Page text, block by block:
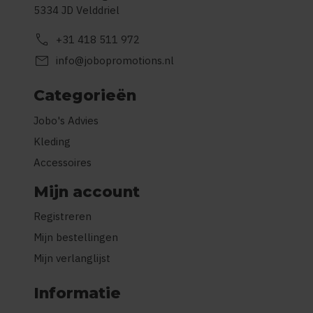
5334 JD Velddriel
call +31 418 511 972
mail info@jobopromotions.nl
Categorieën
Jobo's Advies
Kleding
Accessoires
Mijn account
Registreren
Mijn bestellingen
Mijn verlanglijst
Informatie